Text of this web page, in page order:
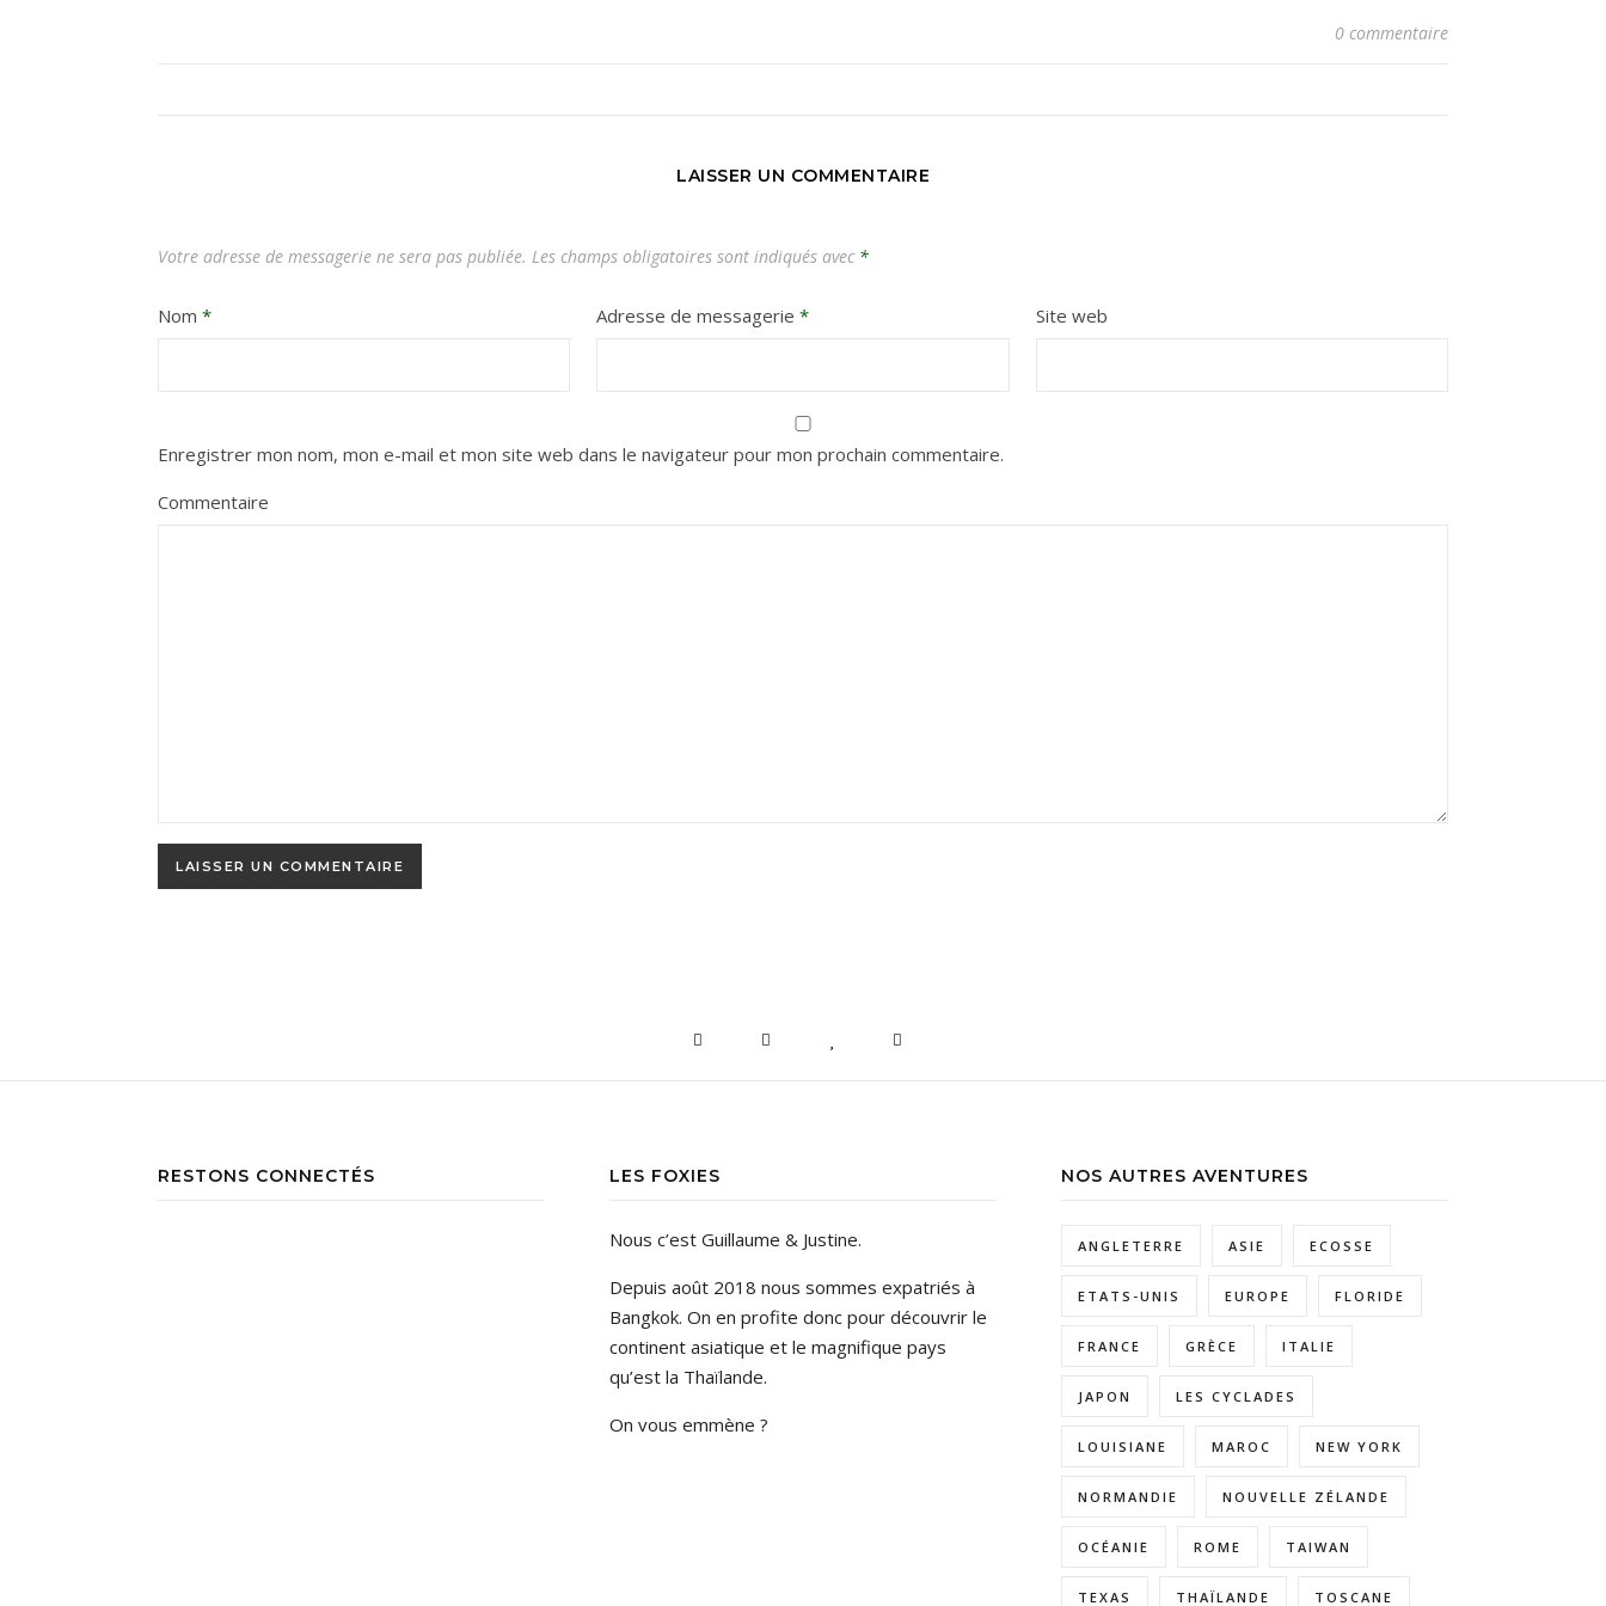
0 commentaire
LAISSER UN COMMENTAIRE
Votre adresse de messagerie ne sera pas publiée. Les champs obligatoires sont indiqués avec *
Nom * Adresse de messagerie* Site web
Enregistrer mon nom, mon e-mail et mon site web dans le navigateur pour mon prochain commentaire.
Commentaire
RESTONS CONNECTÉS LES FOXIES
Nous c’est Guillaume & Justine.
Depuis août 2018 nous sommes expatriés à
Bangkok. On en profite donc pour découvrir le
continent asiatique et le magnifique pays
qu’est la Thaïlande.
On vous emmène ?
NOS AUTRES AVENTURES
ANGLETERRE ASIE ECOSSE
ETATS-UNIS EUROPE FLORIDE
FRANCE GRÈCE ITALIE
JAPON LES CYCLADES
LOUISIANE MAROC NEW YORK
NORMANDIE NOUVELLE ZÉLANDE
OCÉANIE ROME TAIWAN
TEXAS THAÏLANDE TOSCANE